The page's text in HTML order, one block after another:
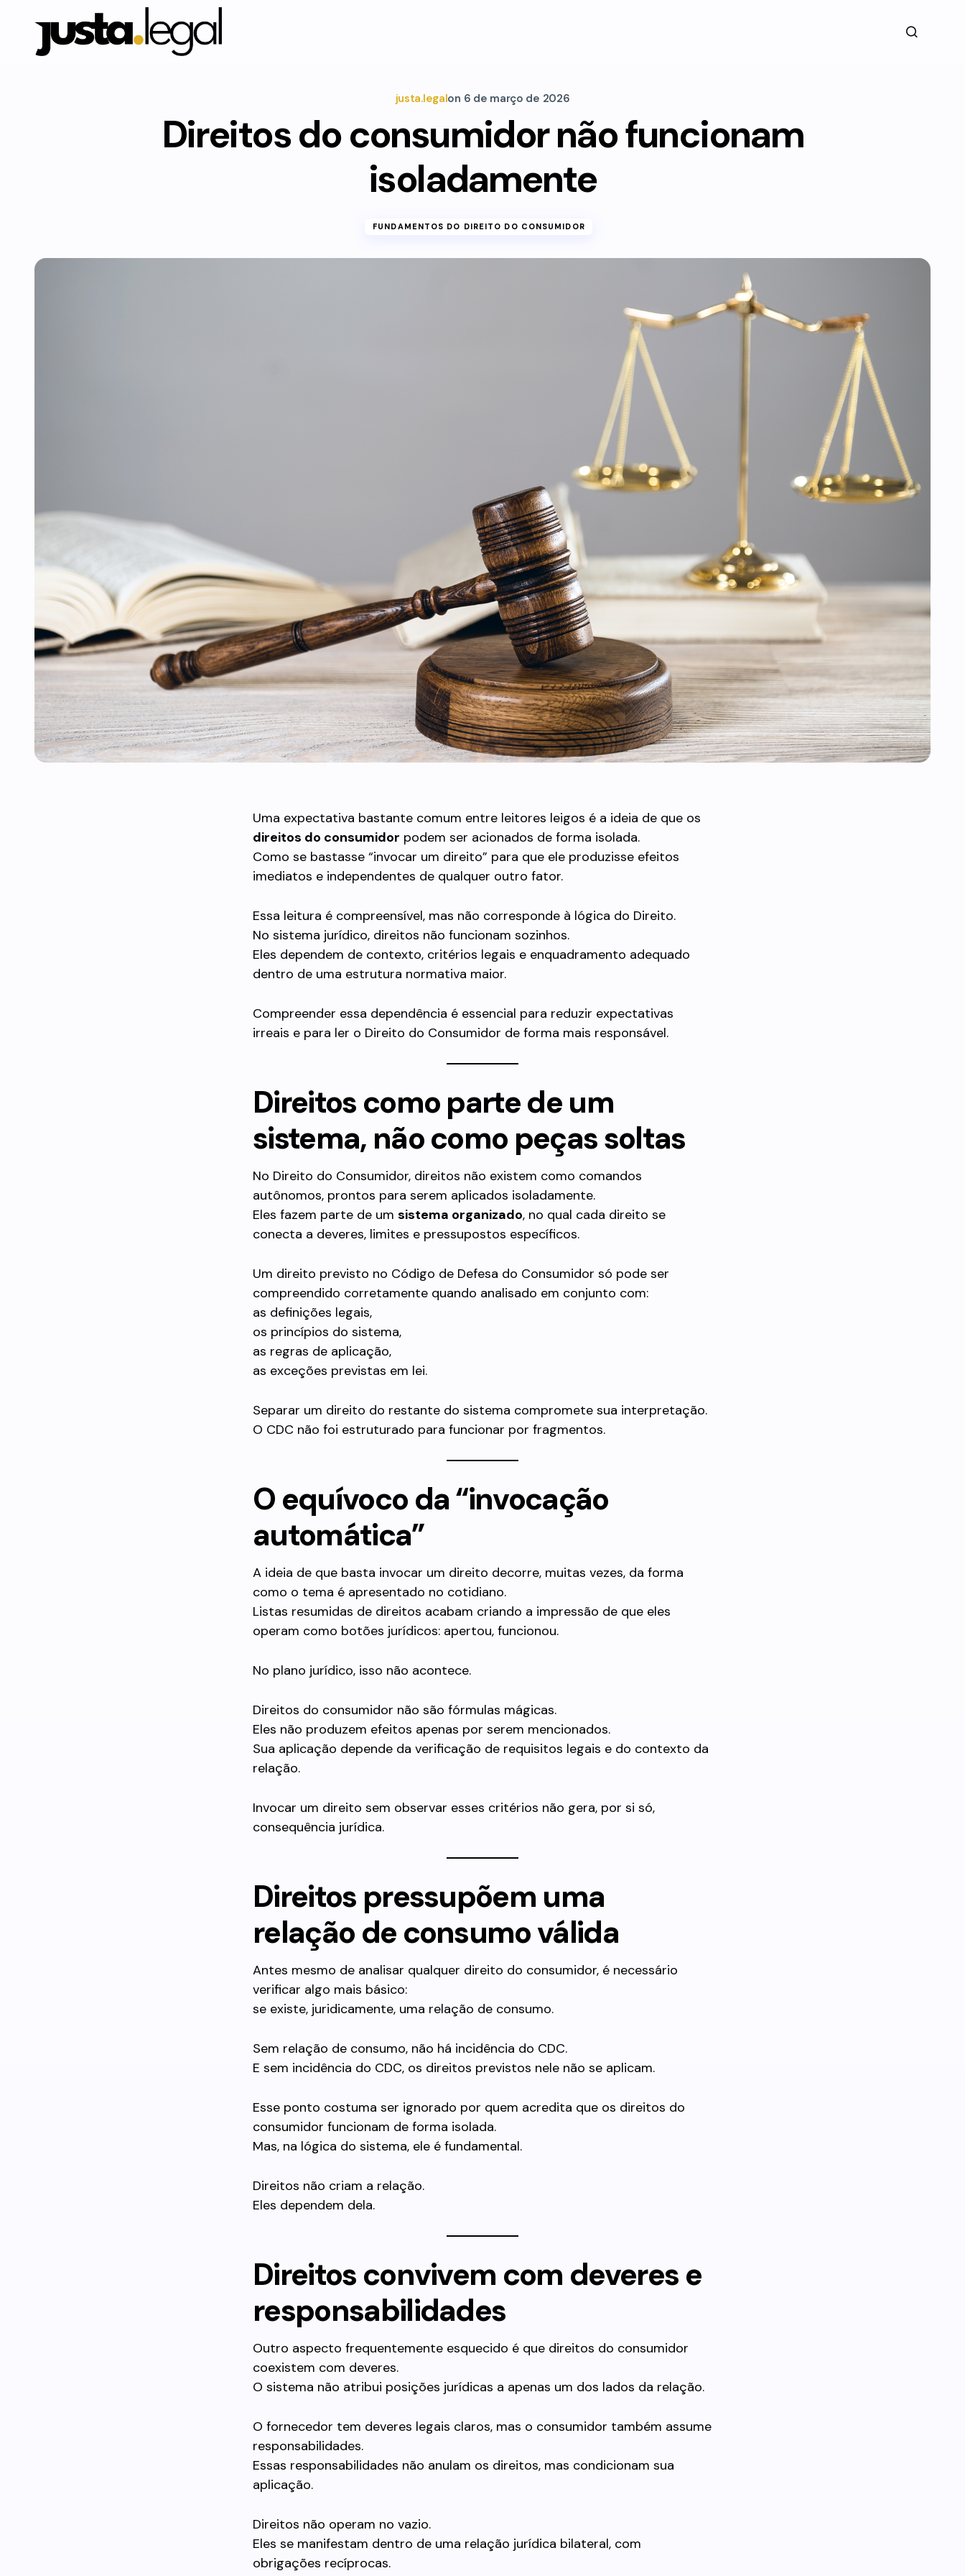
justa.legalon 6 de março de 2026
Direitos do consumidor não funcionam
isoladamente
FUNDAMENTOS DO DIREITO DO CONSUMIDOR
Uma expectativa bastante comum entre leitores leigos é a ideia de que os
direitos do consumidor podem ser acionados de forma isolada.
Como se bastasse “invocar um direito” para que ele produzisse efeitos
imediatos e independentes de qualquer outro fator.
Essa leitura é compreensível, mas não corresponde à lógica do Direito.
No sistema jurídico, direitos não funcionam sozinhos.
Eles dependem de contexto, critérios legais e enquadramento adequado
dentro de uma estrutura normativa maior.
Compreender essa dependência é essencial para reduzir expectativas
irreais e para ler o Direito do Consumidor de forma mais responsável.
Direitos como parte de um
sistema, não como peças soltas
No Direito do Consumidor, direitos não existem como comandos
autônomos, prontos para serem aplicados isoladamente.
Eles fazem parte de um sistema organizado, no qual cada direito se
conecta a deveres, limites e pressupostos específicos.
Um direito previsto no Código de Defesa do Consumidor só pode ser
compreendido corretamente quando analisado em conjunto com:
as definições legais,
os princípios do sistema,
as regras de aplicação,
as exceções previstas em lei.
Separar um direito do restante do sistema compromete sua interpretação.
O CDC não foi estruturado para funcionar por fragmentos.
O equívoco da “invocação
automática”
A ideia de que basta invocar um direito decorre, muitas vezes, da forma
como o tema é apresentado no cotidiano.
Listas resumidas de direitos acabam criando a impressão de que eles
operam como botões jurídicos: apertou, funcionou.
No plano jurídico, isso não acontece.
Direitos do consumidor não são fórmulas mágicas.
Eles não produzem efeitos apenas por serem mencionados.
Sua aplicação depende da verificação de requisitos legais e do contexto da
relação.
Invocar um direito sem observar esses critérios não gera, por si só,
consequência jurídica.
Direitos pressupõem uma
relação de consumo válida
Antes mesmo de analisar qualquer direito do consumidor, é necessário
verificar algo mais básico:
se existe, juridicamente, uma relação de consumo.
Sem relação de consumo, não há incidência do CDC.
E sem incidência do CDC, os direitos previstos nele não se aplicam.
Esse ponto costuma ser ignorado por quem acredita que os direitos do
consumidor funcionam de forma isolada.
Mas, na lógica do sistema, ele é fundamental.
Direitos não criam a relação.
Eles dependem dela.
Direitos convivem com deveres e
responsabilidades
Outro aspecto frequentemente esquecido é que direitos do consumidor
coexistem com deveres.
O sistema não atribui posições jurídicas a apenas um dos lados da relação.
O fornecedor tem deveres legais claros, mas o consumidor também assume
responsabilidades.
Essas responsabilidades não anulam os direitos, mas condicionam sua
aplicação.
Direitos não operam no vazio.
Eles se manifestam dentro de uma relação jurídica bilateral, com
obrigações recíprocas.